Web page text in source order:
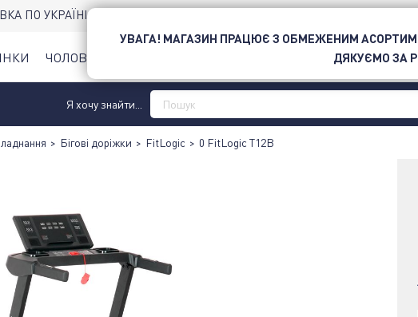
ПО УКРАЇНІ НОВОЮ ПОШТОЮ
ЧОЛОВІКИ OUTLET
Я хочу знайти...
> Бігові доріжки > FitLogic > 0 FitLogic T12B
УВАГА! МАГАЗИН ПРАЦЮЄ З ОБМЕЖЕНИМ
ДЯКУЄМО ЗА